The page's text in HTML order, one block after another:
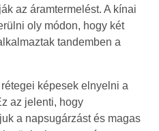
az áramtermelést. A kínai
oly módon, hogy két
tandemben a
képesek elnyelni a
az jelenti, hogy
a napsugárzást és magas